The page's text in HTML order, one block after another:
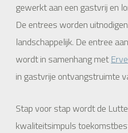
gewerkt aan een gastvrij en
De entrees worden
landschappelijk. De entree
wordt in samenhang met
in gastvrije ontvangstruimte
Stap voor stap wordt de
kwaliteitsimpuls